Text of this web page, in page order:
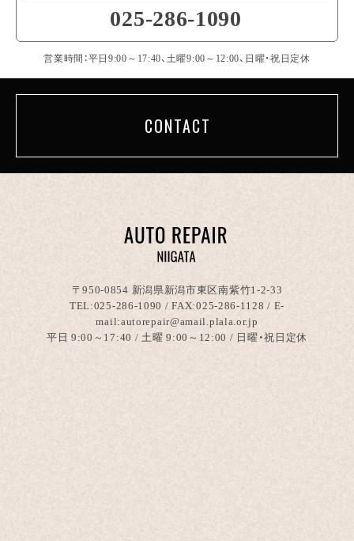
025-286-1090
営業時間：平日9:00～17:40、土曜9:00～12:00、日曜・祝日定休
CONTACT
〒950-0854 新潟県新潟市東区南紫竹1-2-33
TEL:025-286-1090 / FAX:025-286-1128 / E-
mail:autorepair@amail.plala.or.jp
平日 9:00～17:40 / 土曜 9:00～12:00 / 日曜・祝日定休